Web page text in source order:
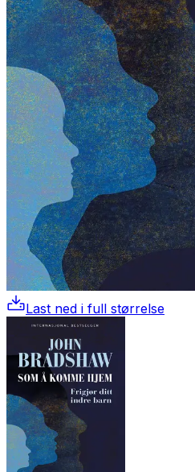
Last ned i full størrelse